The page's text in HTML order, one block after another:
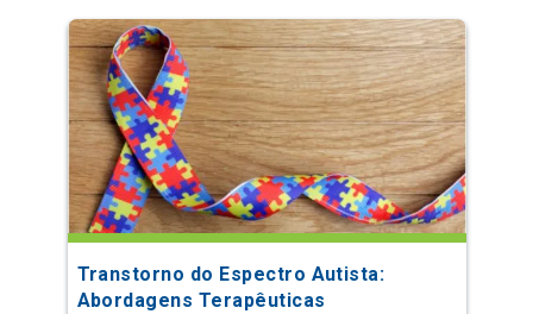
Transtorno do Espectro Autista:
Abordagens Terapêuticas